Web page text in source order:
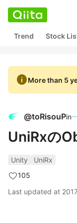
Trend Stock
infoMore than 5
@toRisouPin
UniRxの
Unity
UniRx
105
Last updated at